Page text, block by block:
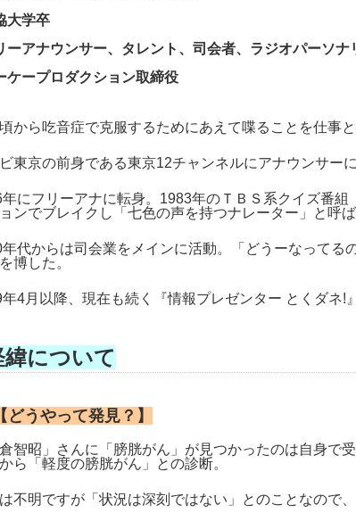
大学卒
ーアナウンサー、タレント、司会者、ラジオパーソナ
ケープロダクション取締役
から吃音症で克服するためにあえて喋ることを仕事
東京の前身である東京12チャンネルにアナウンサー
年にフリーアナに転身。1983年のＴＢＳ系クイズ番
ンでブレイクし「七色の声を持つナレーター」と呼
年代からは司会業をメインに活動。「どうーなってる
博した。
4月以降、現在も続く『情報プレゼンター とくダネ!
緯について
【どうやって発見？】
倉智昭」さんに「膀胱がん」が見つかったのは自身で
ら「軽度の膀胱がん」との診断。
不明ですが「状況は深刻ではない」とのことなので